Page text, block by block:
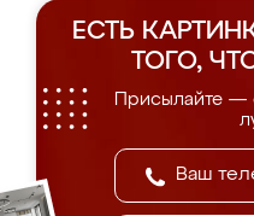
ЕСТЬ
ТОГО,
Присылайте —